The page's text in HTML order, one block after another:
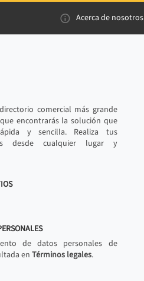
Acerca de nosotros
comercial más grande
encontrarás la solución que
y sencilla. Realiza tus
desde cualquier lugar y
de datos personales de
en Términos legales.